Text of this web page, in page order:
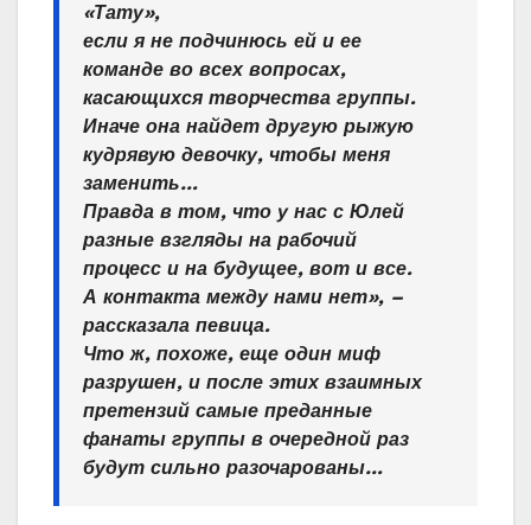
«Тату»,
если я не подчинюсь ей и ее
команде во всех вопросах,
касающихся творчества группы.
Иначе она найдет другую рыжую
кудрявую девочку, чтобы меня
заменить…
Правда в том, что у нас с Юлей
разные взгляды на рабочий
процесс и на будущее, вот и все.
А контакта между нами нет», –
рассказала певица.
Что ж, похоже, еще один миф
разрушен, и после этих взаимных
претензий самые преданные
фанаты группы в очередной раз
будут сильно разочарованы…